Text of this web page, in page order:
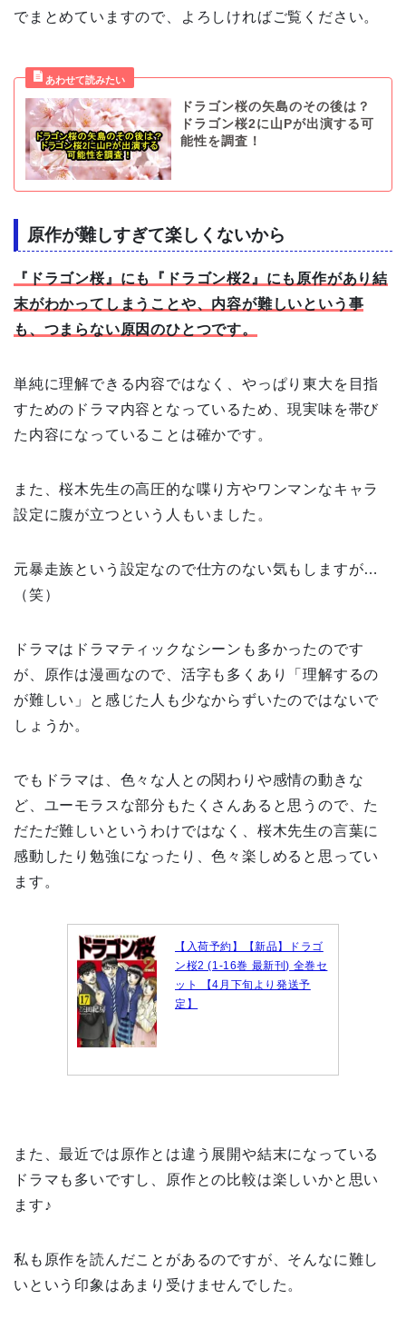
でまとめていますので、よろしければご覧ください。
ドラゴン桜の矢島のその後は？
ドラゴン桜2に山Pが出演する可
能性を調査！
原作が難しすぎて楽しくないから
『ドラゴン桜』にも『ドラゴン桜2』にも原作があり結
末がわかってしまうことや、内容が難しいという事
も、つまらない原因のひとつです。
単純に理解できる内容ではなく、やっぱり東大を目指
すためのドラマ内容となっているため、現実味を帯び
た内容になっていることは確かです。
また、桜木先生の高圧的な喋り方やワンマンなキャラ
設定に腹が立つという人もいました。
元暴走族という設定なので仕方のない気もしますが…
（笑）
ドラマはドラマティックなシーンも多かったのです
が、原作は漫画なので、活字も多くあり「理解するの
が難しい」と感じた人も少なからずいたのではないで
しょうか。
でもドラマは、色々な人との関わりや感情の動きな
ど、ユーモラスな部分もたくさんあると思うので、た
だただ難しいというわけではなく、桜木先生の言葉に
感動したり勉強になったり、色々楽しめると思ってい
ます。
【入荷予約】【新品】ドラゴ
ン桜2 (1-16巻 最新刊) 全巻セ
ット 【4月下旬より発送予
定】
また、最近では原作とは違う展開や結末になっている
ドラマも多いですし、原作との比較は楽しいかと思い
ます♪
私も原作を読んだことがあるのですが、そんなに難し
いという印象はあまり受けませんでした。